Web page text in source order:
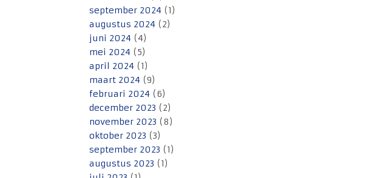
september 2024 (1)
augustus 2024 (2)
juni 2024 (4)
mei 2024 (5)
april 2024 (1)
maart 2024 (9)
februari 2024 (6)
december 2023 (2)
november 2023 (8)
oktober 2023 (3)
september 2023 (1)
augustus 2023 (1)